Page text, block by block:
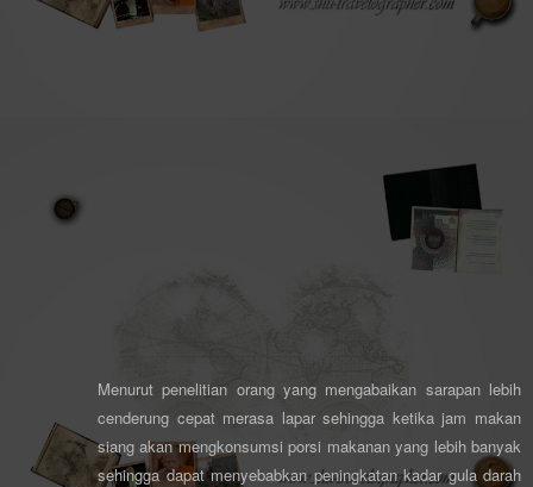
Menurut penelitian orang yang mengabaikan sarapan lebih
cenderung cepat merasa lapar sehingga ketika jam makan
siang akan mengkonsumsi porsi makanan yang lebih banyak
sehingga dapat menyebabkan peningkatan kadar gula darah